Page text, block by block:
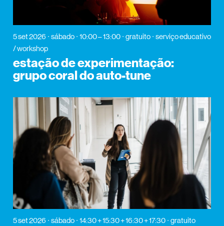
5 set 2026 sábado 10:00 – 13:00 gratuito
serviço educativo
/ workshop
estação de experimentação:
grupo coral do auto-tune
5 set 2026 sábado 14:30 + 15:30 + 16:30 + 17:30
gratuito